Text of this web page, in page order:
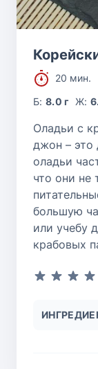
20 мин.
Б:8.0 г Ж:
Оладьи с
джон – это
оладьи
что они не
большую
или учебу
крабовых